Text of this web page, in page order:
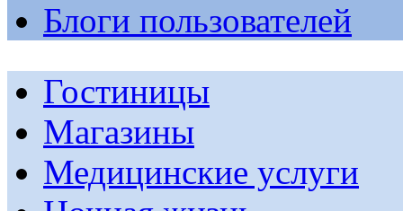
Блоги пользователей
Гостиницы
Магазины
Медицинские услуги